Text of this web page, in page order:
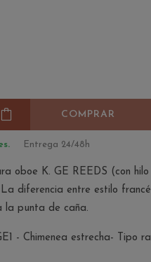
COMPRAR
Entrega 24/48h
oboe K. GE REEDS (con
diferencia entre estilo
la punta de caña.
- Chimenea estrecha- Tipo